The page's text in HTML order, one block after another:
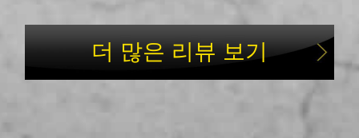
더 많은 리뷰 보기